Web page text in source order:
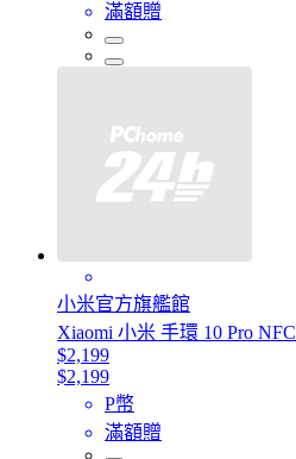
滿額贈
小米官方旗艦館
Xiaomi 小米 手環 10 Pro NFC
$2,199
$2,199
P幣
滿額贈